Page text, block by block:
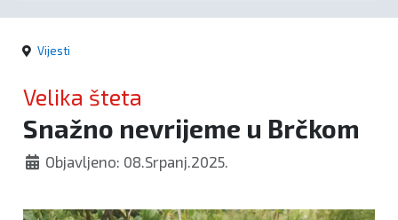
Vijesti
Velika šteta
Snažno nevrijeme u Brčkom
Objavljeno: 08.Srpanj.2025.